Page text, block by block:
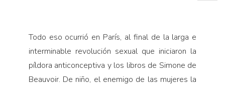
Todo eso ocurrió en París, al final de la larga e
interminable revolución sexual que iniciaron la
píldora anticonceptiva y los libros de Simone de
Beauvoir. De niño, el enemigo de las mujeres la